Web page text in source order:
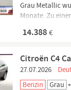
14.388 €
Grau Metallic
Monate. Zu
Citroën C4
27.07.2026
Benzin Grau